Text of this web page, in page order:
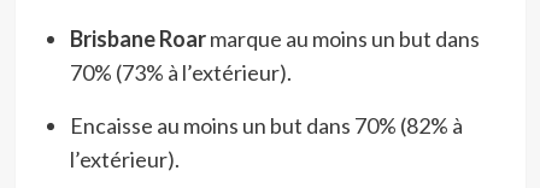
Brisbane Roarmarque au moins un but dans
70% (73% à l’extérieur).
Encaisse au moins un but dans 70% (82% à
l’extérieur).